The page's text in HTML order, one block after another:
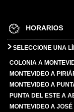
HORARIOS
SELECCIONE UNA
COLONIA A
MONTEVIDEO A
MONTEVIDEO A
PUNTA DEL ESTE A
MONTEVIDEO A